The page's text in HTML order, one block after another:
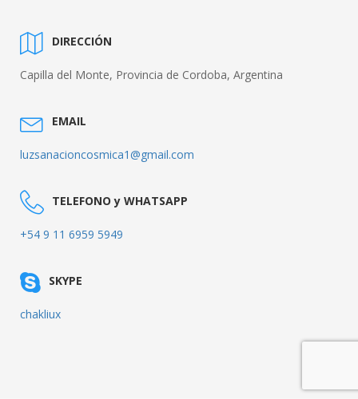
DIRECCIÓN
Capilla del Monte, Provincia de Cordoba, Argentina
EMAIL
luzsanacioncosmica1@gmail.com
TELEFONO y WHATSAPP
+54 9 11 6959 5949
SKYPE
chakliux